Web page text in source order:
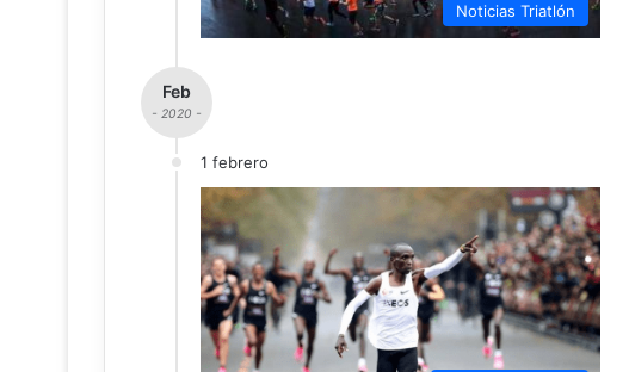
Noticias Triatlón
Feb
- 2020 -
1 febrero